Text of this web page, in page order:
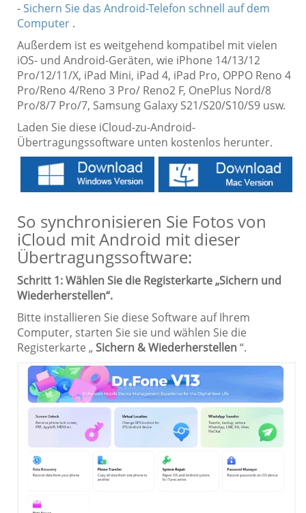
-Sichern Sie das Android-Telefon schnell auf dem
Computer .
Außerdem ist es weitgehend kompatibel mit vielen
iOS- und Android-Geräten, wie iPhone 14/13/12
Pro/12/11/X, iPad Mini, iPad 4, iPad Pro, OPPO Reno 4
Pro/Reno 4/Reno 3 Pro/ Reno2 F, OnePlus Nord/8
Pro/8/7 Pro/7, Samsung Galaxy S21/S20/S10/S9 usw.
Laden Sie diese iCloud-zu-Android-
Übertragungssoftware unten kostenlos herunter.
So synchronisieren Sie Fotos von
iCloud mit Android mit dieser
Übertragungssoftware:
Schritt 1: Wählen Sie die Registerkarte „Sichern und
Wiederherstellen“.
Bitte installieren Sie diese Software auf Ihrem
Computer, starten Sie sie und wählen Sie die
Registerkarte „Sichern & Wiederherstellen“.